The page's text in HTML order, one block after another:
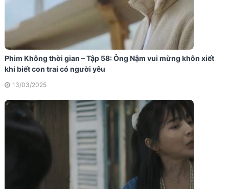
Phim Không thời gian – Tập 58: Ông Nậm vui mừng khôn xiết
khi biết con trai có người yêu
13/03/2025